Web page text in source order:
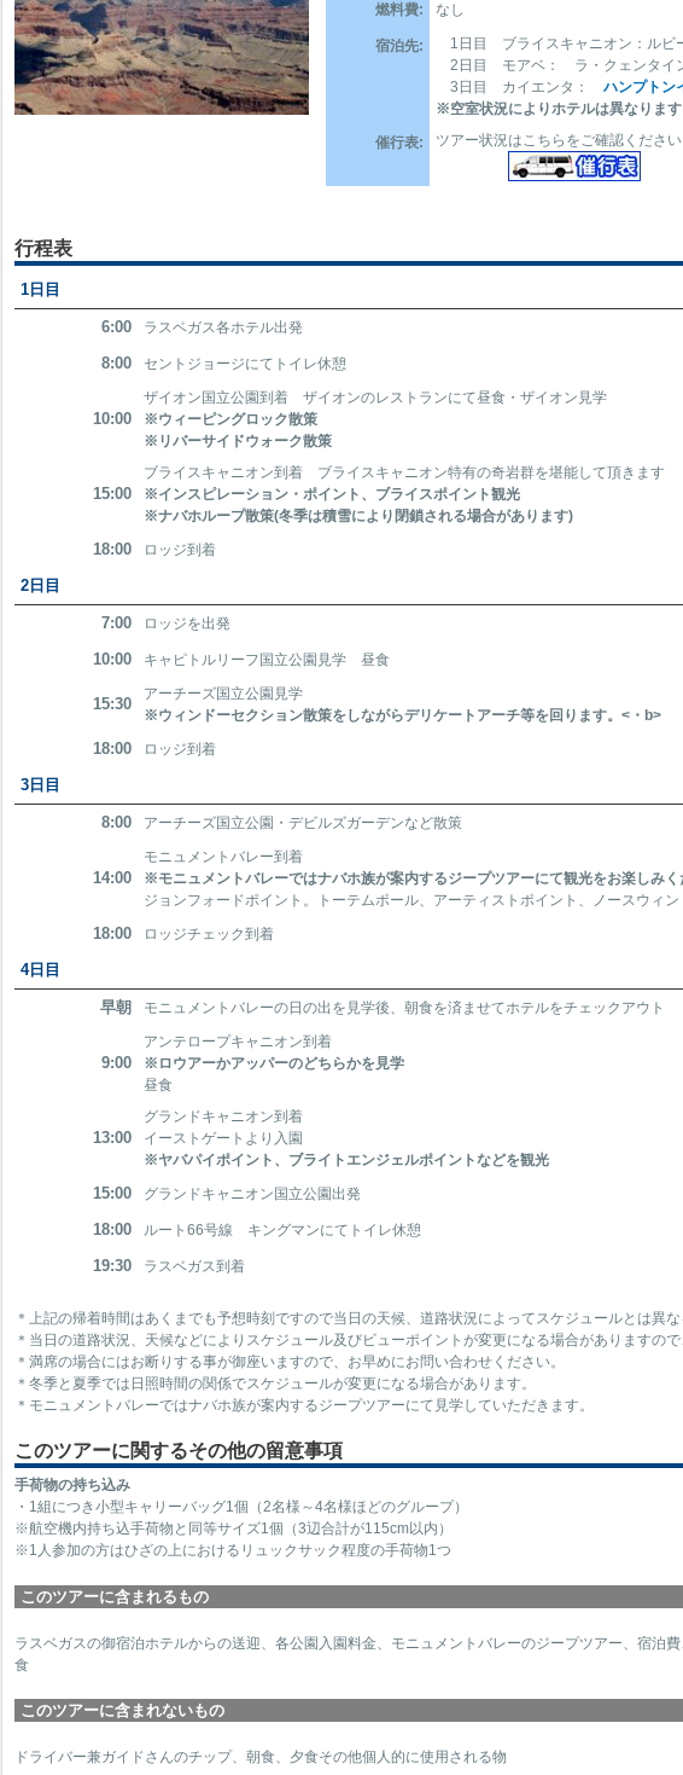
燃料費: なし
宿泊先:
1日目 ブライスキャニオン：ルビ
2日目 モアベ： ラ・クェンタイ
3日目 カイエンタ：ハンプトン
※空室状況によりホテルは異なります
催行表:
ツアー状況はこちらをご確認ください
行程表
1日目
6:00 ラスベガス各ホテル出発
8:00 セントジョージにてトイレ休憩
10:00
ザイオン国立公園到着 ザイオンのレストランにて昼食・ザイオン見学
※ウィーピングロック散策
※リバーサイドウォーク散策
15:00
ブライスキャニオン到着 ブライスキャニオン特有の奇岩群を堪能して頂きます
※インスピレーション・ポイント、ブライスポイント観光
※ナバホループ散策(冬季は積雪により閉鎖される場合があります)
18:00 ロッジ到着
2日目
7:00 ロッジを出発
10:00 キャピトルリーフ国立公園見学 昼食
15:30
アーチーズ国立公園見学
※ウィンドーセクション散策をしながらデリケートアーチ等を回ります。<・b>
18:00 ロッジ到着
3日目
8:00 アーチーズ国立公園・デビルズガーデンなど散策
14:00
モニュメントバレー到着
※モニュメントバレーではナバホ族が案内するジープツアーにて観光をお楽しみく
ジョンフォードポイント。トーテムポール、アーティストポイント、ノースウィ
18:00 ロッジチェック到着
4日目
早朝 モニュメントバレーの日の出を見学後、朝食を済ませてホテルをチェックアウト
9:00
アンテロープキャニオン到着
※ロウアーかアッパーのどちらかを見学
昼食
13:00
グランドキャニオン到着
イーストゲートより入園
※ヤバパイポイント、ブライトエンジェルポイントなどを観光
15:00 グランドキャニオン国立公園出発
18:00 ルート66号線 キングマンにてトイレ休憩
19:30 ラスベガス到着
＊上記の帰着時間はあくまでも予想時刻ですので当日の天候、道路状況によってスケジュールとは異
＊当日の道路状況、天候などによりスケジュール及びビューポイントが変更になる場合がありますので
＊満席の場合にはお断りする事が御座いますので、お早めにお問い合わせください。
＊冬季と夏季では日照時間の関係でスケジュールが変更になる場合があります。
＊モニュメントバレーではナバホ族が案内するジープツアーにて見学していただきます。
このツアーに関するその他の留意事項
手荷物の持ち込み
・1組につき小型キャリーバッグ1個（2名様～4名様ほどのグループ）
※航空機内持ち込手荷物と同等サイズ1個（3辺合計が115cm以内）
※1人参加の方はひざの上におけるリュックサック程度の手荷物1つ
このツアーに含まれるもの
ラスベガスの御宿泊ホテルからの送迎、各公園入園料金、モニュメントバレーのジープツアー、宿泊
食
このツアーに含まれないもの
ドライバー兼ガイドさんのチップ、朝食、夕食その他個人的に使用される物